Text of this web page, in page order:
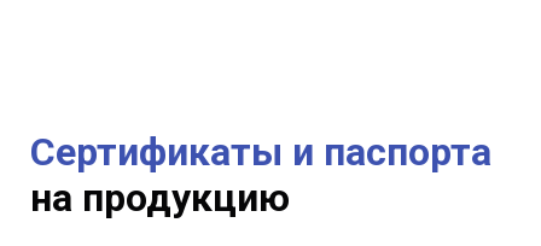
Сертификаты и паспорта
на продукцию